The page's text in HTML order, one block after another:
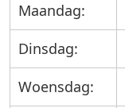
Maandag:
Dinsdag:
Woensdag: